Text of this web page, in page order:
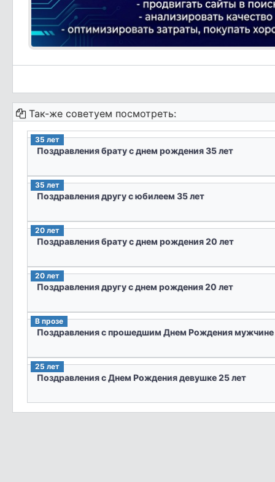
Так-же советуем посмотреть:
35 лет
Поздравления брату с днем рождения 35 лет
35 лет
Поздравления другу с юбилеем 35 лет
20 лет
Поздравления брату с днем рождения 20 лет
20 лет
Поздравления другу с днем рождения 20 лет
В прозе
Поздравления с прошедшим Днем Рождения мужчине
25 лет
Поздравления с Днем Рождения девушке 25 лет